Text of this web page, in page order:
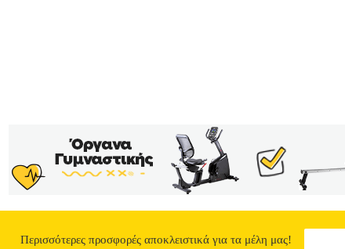
Περισσότερες προσφορές αποκλειστικά για τα μέλη μας!